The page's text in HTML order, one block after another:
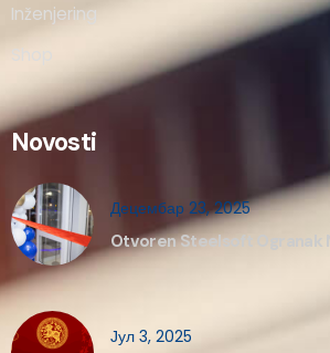
Inženjering
Shop
Novosti
Децембар 23, 2025
Otvoren Steelsoft Ogranak
Јул 3, 2025